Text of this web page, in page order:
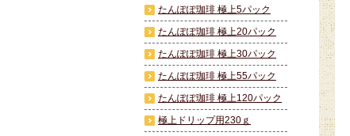
たんぽぽ珈琲 極上5パック
たんぽぽ珈琲 極上20パック
たんぽぽ珈琲 極上30パック
たんぽぽ珈琲 極上55パック
たんぽぽ珈琲 極上120パック
極上ドリップ用230ｇ